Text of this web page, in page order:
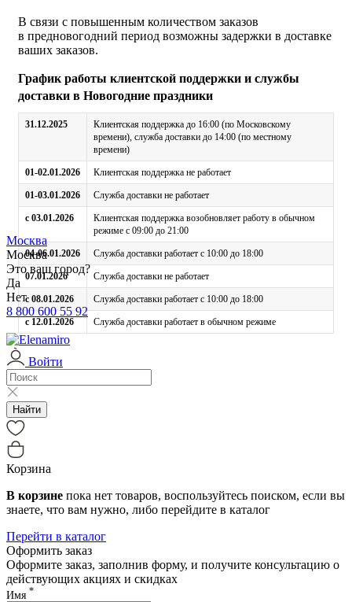
В связи с повышенным количеством заказов
в предновогодний период возможны задержки в доставке
ваших заказов.
График работы клиентской поддержки и службы
доставки в Новогодние праздники
31.12.2025
Клиентская поддержка до 16:00 (по Московскому
времени), служба доставки до 14:00 (по местному
времени)
01-02.01.2026 Клиентская поддержка не работает
01-03.01.2026 Служба доставки не работает
с 03.01.2026
Клиентская поддержка возобновляет работу в обычном
режиме с 09:00 до 21:00
04-06.01.2026 Служба доставки работает с 10:00 до 18:00
07.01.2026 Служба доставки не работает
с 08.01.2026 Служба доставки работает с 10:00 до 18:00
с 12.01.2026 Служба доставки работает в обычном режиме
Москва
Москва
Это ваш город?
Да
Нет
8 800 600 55 92
Войти
Найти
Корзина
В корзине пока нет товаров, воспользуйтесь поиском, если вы
знаете, что вам нужно, либо перейдите в каталог
Перейти в каталог
Оформить заказ
Оформите заказ, заполнив форму, и получите консультацию о
действующих акциях и скидках
Имя *